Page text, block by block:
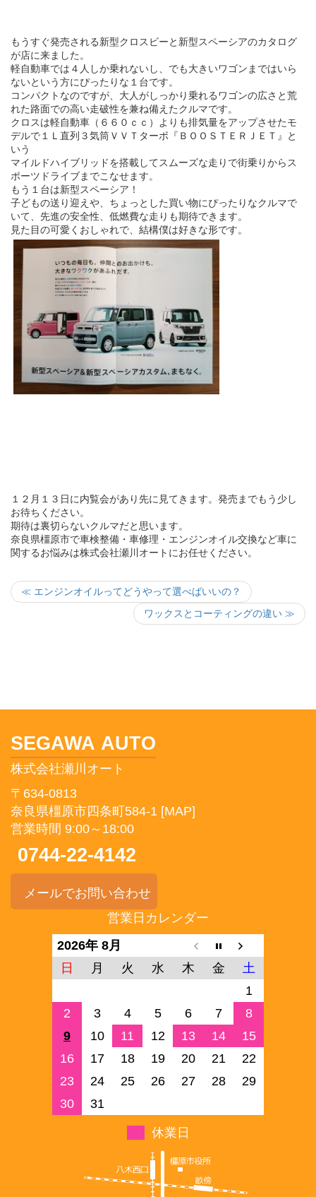
もうすぐ発売される新型クロスビーと新型スペーシアのカタログ
が店に来ました。
軽自動車では４人しか乗れないし、でも大きいワゴンまではいら
ないという方にぴったりな１台です。
コンパクトなのですが、大人がしっかり乗れるワゴンの広さと荒
れた路面での高い走破性を兼ね備えたクルマです。
クロスは軽自動車（６６０ｃｃ）よりも排気量をアップさせたモ
デルで１Ｌ直列３気筒ＶＶＴターボ『ＢＯＯＳＴＥＲＪＥＴ』と
いう
マイルドハイブリッドを搭載してスムーズな走りで街乗りからス
ポーツドライブまでこなせます。
もう１台は新型スペーシア！
子どもの送り迎えや、ちょっとした買い物にぴったりなクルマで
いて、先進の安全性、低燃費な走りも期待できます。
見た目の可愛くおしゃれで、結構僕は好きな形です。
１２月１３日に内覧会があり先に見てきます。発売までもう少し
お待ちください。
期待は裏切らないクルマだと思います。
奈良県橿原市で車検整備・車修理・エンジンオイル交換など車に
関するお悩みは株式会社瀬川オートにお任せください。
≪ エンジンオイルってどうやって選べばいいの？
ワックスとコーティングの違い ≫
SEGAWA AUTO
株式会社瀬川オート
〒634-0813
奈良県橿原市四条町584-1 [MAP]
営業時間 9:00～18:00
0744-22-4142
メールでお問い合わせ
営業日カレンダー
2026年 8月
日
月 火 水 木 金
土
1
2
3 4 5 6 7
8
9
10 11 12 13 14
15
16
17 18 19 20 21
22
23
24 25 26 27 28
29
30
31
休業日